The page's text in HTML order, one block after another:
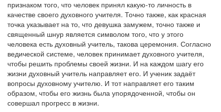
признаком того, что человек принял какую-то личность в
качестве своего духовного учителя. Точно также, как красная
точка указывает на то, что девушка замужем, точно также и
священный шнур является символом того, что у этого
человека есть духовный учитель, такова церемония. Согласно
ведической системе, человек принимает духовного учителя,
чтобы решить проблемы своей жизни. И на каждом шагу его
жизни духовный учитель направляет его. И ученик задаёт
вопросы духовному учителю. И тот направляет его таким
образом, чтобы его жизнь была упорядоченной, чтобы он
совершал прогресс в жизни.